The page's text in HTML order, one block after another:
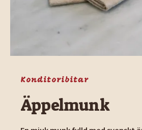
Konditoribitar
Äppelmunk